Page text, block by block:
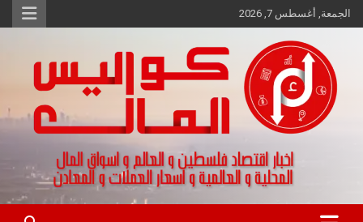
Skip
to
الجمعة, أغسطس 7, 2026
كواليس المال
اخبار اقتصاد فلسطين و العالم و تقارير اسواق المال و العملات